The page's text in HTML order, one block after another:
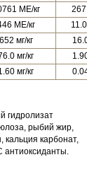
МЕ/кг
МЕ/кг
652 мг/кг
мг/кг
мг/кг
гидролизат
рыбий жир,
кальция карбонат,